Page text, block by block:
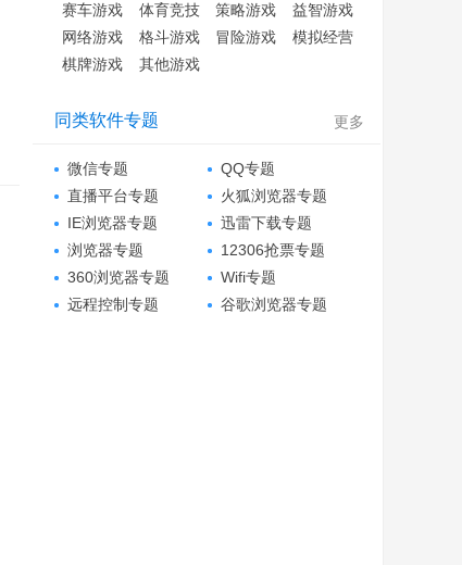
赛车游戏
体育竞技 策略游戏
益智游戏
网络游戏
格斗游戏 冒险游戏
模拟经营
棋牌游戏
其他游戏
更多
同类软件专题
微信专题
QQ专题
直播平台专题
火狐浏览器专题
IE浏览器专题
迅雷下载专题
浏览器专题
12306抢票专题
360浏览器专题
Wifi专题
远程控制专题
谷歌浏览器专题